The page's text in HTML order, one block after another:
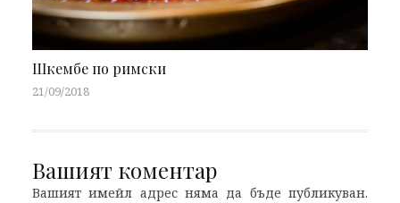
Шкембе по римски
21/09/2018
Вашият коментар
Вашият имейл адрес няма да бъде публикуван.